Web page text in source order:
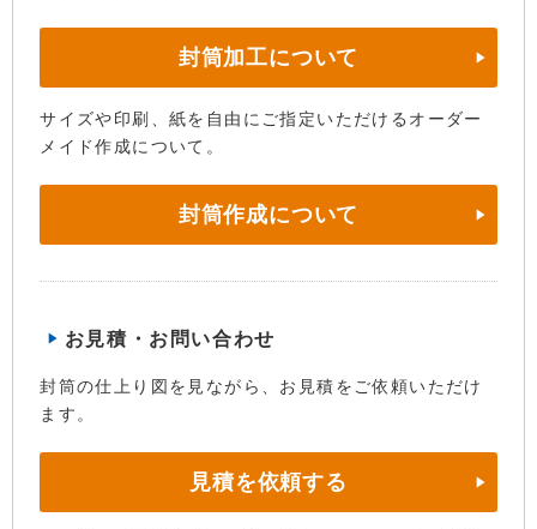
封筒加工について
サイズや印刷、紙を自由にご指定いただけるオーダー
メイド作成について。
封筒作成について
お見積・お問い合わせ
封筒の仕上り図を見ながら、お見積をご依頼いただけ
ます。
見積を依頼する